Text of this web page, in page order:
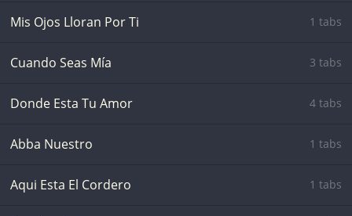
Mis Ojos Lloran Por Ti 1 tabs
Cuando Seas Mía 3 tabs
Donde Esta Tu Amor 4 tabs
Abba Nuestro 1 tabs
Aqui Esta El Cordero 1 tabs